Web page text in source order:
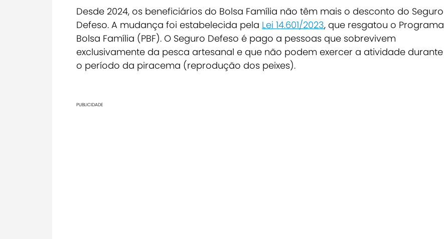
Desde 2024, os beneficiários do Bolsa Família não têm mais o desconto do Seguro
Defeso. A mudança foi estabelecida pela Lei 14.601/2023, que resgatou o Programa
Bolsa Família (PBF). O Seguro Defeso é pago a pessoas que sobrevivem
exclusivamente da pesca artesanal e que não podem exercer a atividade durante
o período da piracema (reprodução dos peixes).
PUBLICIDADE